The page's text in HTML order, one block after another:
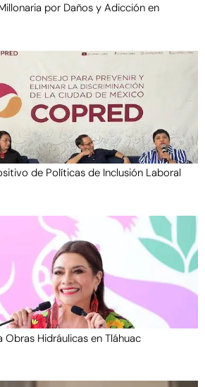
por Daños y Adicción en
de Políticas de Inclusión Laboral
Obras Hidráulicas en Tláhuac